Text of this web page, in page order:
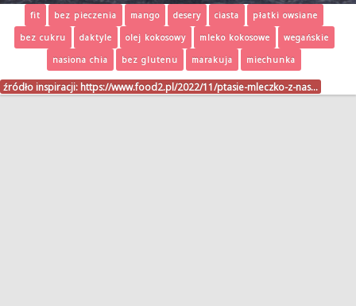
fit bez pieczenia mango desery ciasta
płatki owsiane
bez cukru
daktyle olej kokosowy mleko kokosowe
wegańskie
nasiona chia
bez glutenu marakuja miechunka
źródło inspiracji: https://www.food2.pl/2022/11/ptasie-mleczko-z-nas…